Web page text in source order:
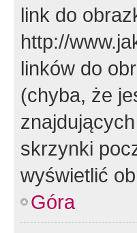
link do
http://
linków do
(chyba, że
skrzynki
wyświetlić
Góra